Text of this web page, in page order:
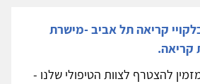
קריאה תל אביב -מישרת
קריאה.
להצטרף לצוות הטיפולי שלנו -